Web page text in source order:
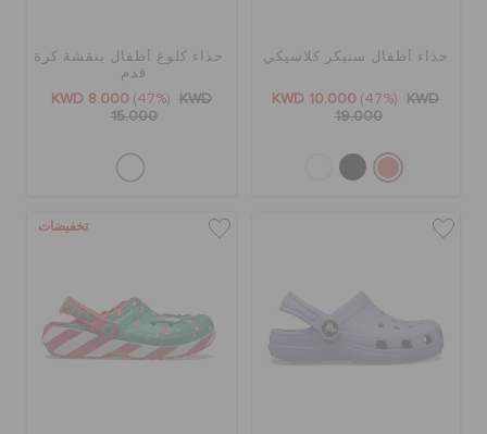
حذاء أطفال سنيكر كلاسيكي
KWD 10.000 (47%)
KWD
19.000
حذاء كلوغ أطفال بنقشة كرة
قدم
KWD 8.000 (47%)
KWD
15.000
تخفيضات